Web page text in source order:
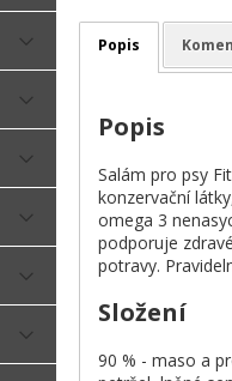
Popis
Popis
Salám pro psy
konzervační
omega 3
podporuje
potravy.
Složení
90 % - maso a